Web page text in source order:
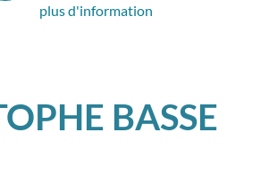
plus d'information
BASSE